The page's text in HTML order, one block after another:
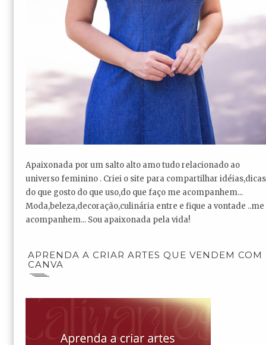
Apaixonada por um salto alto amo tudo relacionado ao
universo feminino . Criei o site para compartilhar idéias,dicas
do que gosto do que uso,do que faço me acompanhem...
Moda,beleza,decoração,culinária entre e fique a vontade ..me
acompanhem... Sou apaixonada pela vida!
APRENDA A CRIAR ARTES QUE VENDEM COM
CANVA